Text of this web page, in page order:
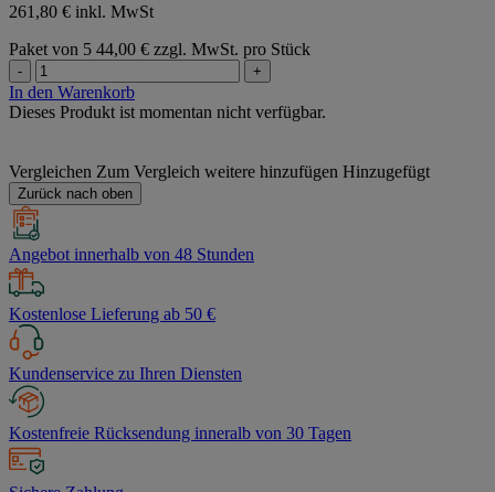
261,80 € inkl. MwSt
Paket von 5 44,00 € zzgl. MwSt. pro Stück
- +
In den Warenkorb
Dieses Produkt ist momentan nicht verfügbar.
Vergleichen Zum Vergleich weitere hinzufügen Hinzugefügt
Zurück nach oben
Angebot innerhalb von 48 Stunden
Kostenlose Lieferung ab 50 €
Kundenservice zu Ihren Diensten
Kostenfreie Rücksendung inneralb von 30 Tagen